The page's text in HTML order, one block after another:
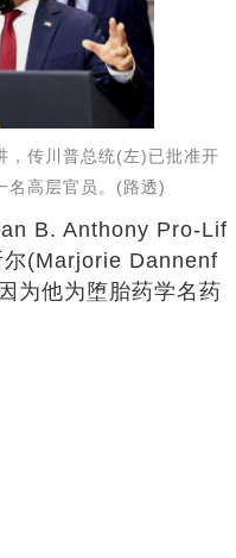
，传川普总统(左)已批准开
名高层官员。(路透)
B. Anthony Pro-Lif
(Marjorie Dannenf
为他为堕胎药学名药